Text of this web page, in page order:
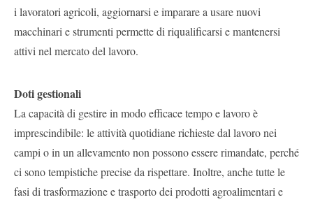
i lavoratori agricoli, aggiornarsi e imparare a usare nuovi
macchinari e strumenti permette di riqualificarsi e mantenersi
attivi nel mercato del lavoro.
Doti gestionali
La capacità di gestire in modo efficace tempo e lavoro è
imprescindibile: le attività quotidiane richieste dal lavoro nei
campi o in un allevamento non possono essere rimandate, perché
ci sono tempistiche precise da rispettare. Inoltre, anche tutte le
fasi di trasformazione e trasporto dei prodotti agroalimentari e